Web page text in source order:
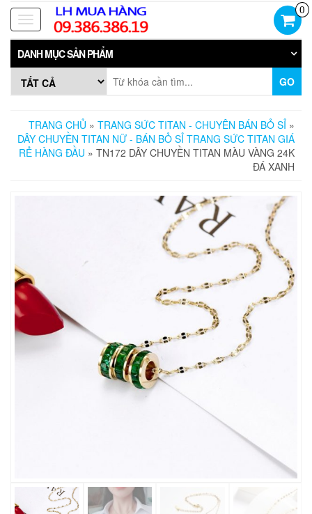
Skip
the
content
Toggle
navigation
0
DANH MỤC SẢN PHẨM
GO
TRANG CHỦ » TRANG SỨC TITAN - CHUYÊN BÁN BỎ SỈ »
DÂY CHUYỀN TITAN NỮ - BÁN BỎ SỈ TRANG SỨC TITAN GIÁ
RẺ HÀNG ĐẦU » TN172 DÂY CHUYỀN TITAN MÀU VÀNG 24K
ĐÁ XANH